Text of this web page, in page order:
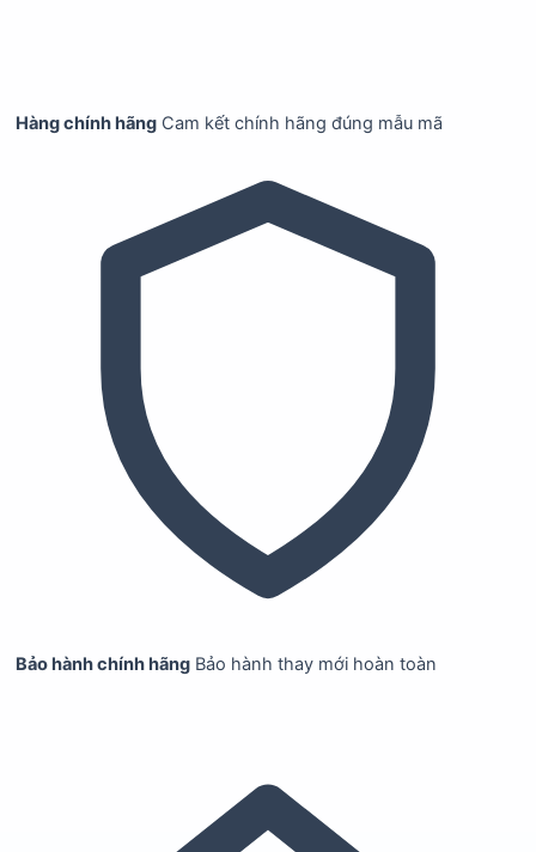
Hàng chính hãng Cam kết chính hãng đúng mẫu mã
Bảo hành chính hãng Bảo hành thay mới hoàn toàn